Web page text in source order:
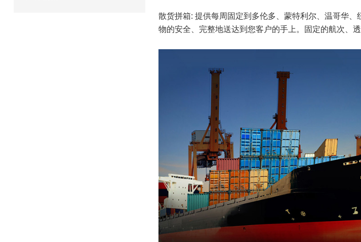
散货拼箱: 提供每周固定到多伦多、蒙特利尔、温哥华
物的安全、完整地送达到您客户的手上。固定的航次、